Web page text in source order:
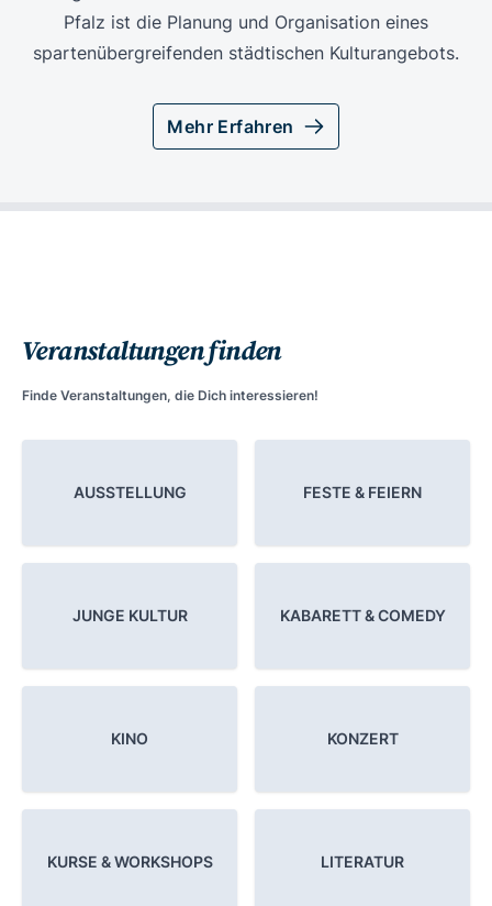
Pfalz ist die Planung und Organisation eines
spartenübergreifenden städtischen Kulturangebots.
Mehr Erfahren
Veranstaltungen finden
Finde Veranstaltungen, die Dich interessieren!
AUSSTELLUNG FESTE & FEIERN
JUNGE KULTUR KABARETT & COMEDY
KINO KONZERT
KURSE & WORKSHOPS LITERATUR